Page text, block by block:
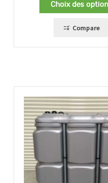
Choix des
Compare